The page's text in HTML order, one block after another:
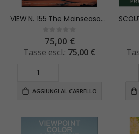
VIEW N. 155 The Mainseason Issue A/W 2027/2028
0%
75,00 €
75,00 €
AGGIUNGI AL CARRELLO